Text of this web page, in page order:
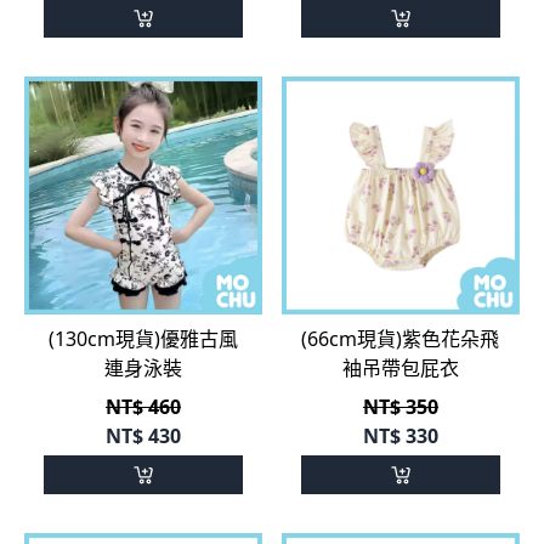
(130cm現貨)優雅古風
連身泳裝
NT$ 460
NT$430
(66cm現貨)紫色花朵飛
袖吊帶包屁衣
NT$ 350
NT$330